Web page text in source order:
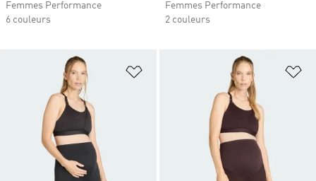
Femmes Performance
6 couleurs
Femmes Performance
2 couleurs
Ajouter à la Liste de produits